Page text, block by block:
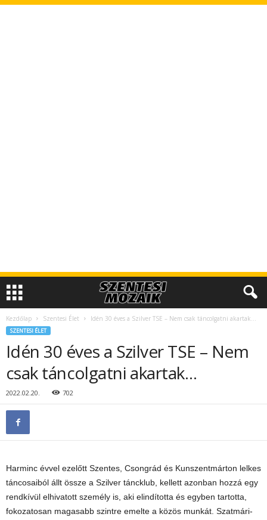
Kezdőlap Szentesi Élet Idén 30 éves a Szilver TSE – Nem csak táncolgatni akartak…
SZENTESI ÉLET
Idén 30 éves a Szilver TSE – Nem
csak táncolgatni akartak…
2022.02.20. 702
Harminc évvel ezelőtt Szentes, Csongrád és Kunszentmárton lelkes
táncosaiból állt össze a Szilver táncklub, kellett azonban hozzá egy
rendkívül elhivatott személy is, aki elindította és egyben tartotta,
fokozatosan magasabb szintre emelte a közös munkát. Szatmári-